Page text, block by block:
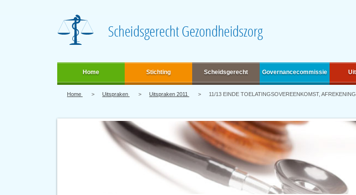
Home Stichting Scheidsgerecht Governancecommissie
Home Uitspraken Uitspraken 2011 11/13 EINDE TOELATINGSOVEREENKOMST,